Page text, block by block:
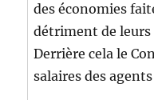
des économies
détriment de leurs
Derrière cela le
salaires des